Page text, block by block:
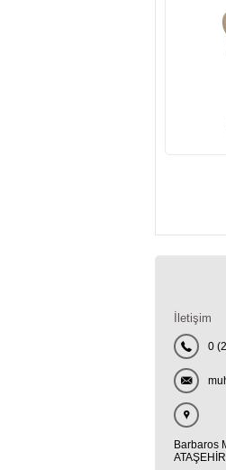
İletişim
0
Barbaros